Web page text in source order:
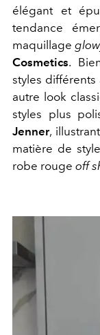
élégant et
tendance
maquillage
Cosmetics.
styles
autre look
styles plus
Jenner,
matière de
robe rouge off